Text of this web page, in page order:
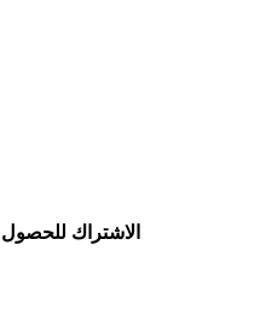
الاشتراك